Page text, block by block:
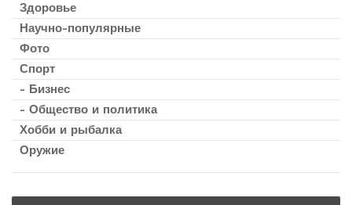
Здоровье
Научно-популярные
Фото
Спорт
- Бизнес
- Общество и политика
Хобби и рыбалка
Оружие